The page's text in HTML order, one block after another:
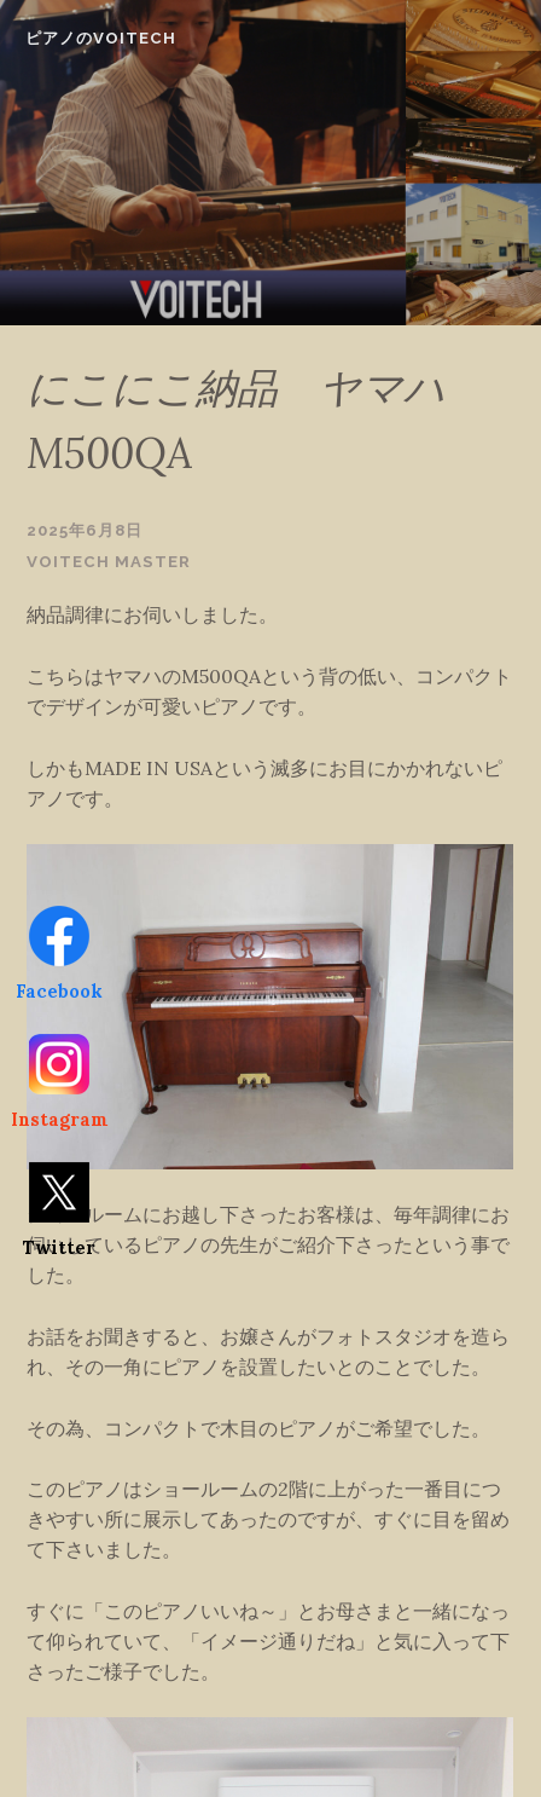
Facebook
Instagram
Twitter
Skip
to
content
ピアノのVOITECH
にこにこ納品 ヤマハ
M500QA
2025年6月8日
VOITECH MASTER
納品調律にお伺いしました。
こちらはヤマハのM500QAという背の低い、コンパクト
でデザインが可愛いピアノです。
しかもMADE IN USAという滅多にお目にかかれないピ
アノです。
ショールームにお越し下さったお客様は、毎年調律にお
伺いしているピアノの先生がご紹介下さったという事で
した。
お話をお聞きすると、お嬢さんがフォトスタジオを造ら
れ、その一角にピアノを設置したいとのことでした。
その為、コンパクトで木目のピアノがご希望でした。
このピアノはショールームの2階に上がった一番目につ
きやすい所に展示してあったのですが、すぐに目を留め
て下さいました。
すぐに「このピアノいいね～」とお母さまと一緒になっ
て仰られていて、「イメージ通りだね」と気に入って下
さったご様子でした。